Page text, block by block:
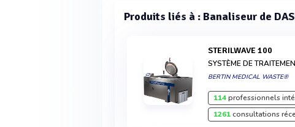
Produits liés à : Banaliseur de
STERILWAVE 100
SYSTÈME DE
BERTIN MEDICAL WASTE®
114professionnels
1261consultations